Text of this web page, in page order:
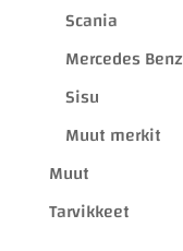
Scania
Mercedes Benz
Sisu
Muut merkit
Muut
Tarvikkeet